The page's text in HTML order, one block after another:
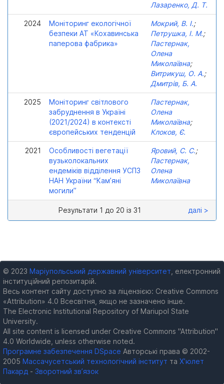
Лазаренко, Д. Т.
2024
Моніторинг екологічної
безпеки АТ «Кохавинська
паперова фабрика»
Мокрий, В. І.;
Петрушка, І. М.;
Пастернак,
Олена
Миколаївна;
Витрикуш, О. А.;
Дмитрів, Б. А.
2025
Моніторинг світлового
забруднення в Україні
(2021/2024) в контексті
європейських тенденцій
Пастернак,
Олена
Миколаївна;
Клоков, Є.
2021
Особливості вегетації
вузьколокальних
ендеміків відділення УСПЗ
НАН України “Кам’яні
могили”
Яровий, С. С.;
Пастернак,
Олена
Миколаївна
Результати 1 до 20 із 31 далі >
© 2023 Маріупольський державний університет , електронний
інституційний репозитарій.
Весь контент сайту доступно за ліцензією: Creative Commons
«Attribution» 4.0 Всесвітня, якщо не зазначено інше.
The Electronic Institutional Repository of Mariupol State
University.
All site content is licensed under Creative Commons "Attribution"
4.0 Worldwide, unless otherwise noted.
Програмне забезпечення DSpace Авторські права © 2002-
2005 Массачусетський технологічний інститут та Х’юлет
Пакард - Зворотний зв’язок